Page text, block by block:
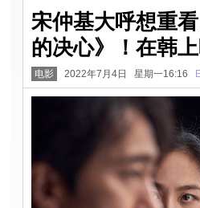
宋仲基大呼想重
的决心》！在韩
电影 2022年7月4日 星期一16:16